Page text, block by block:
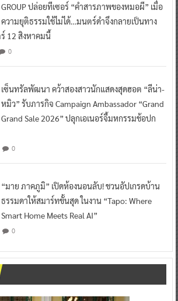
GROUP ปล่อยทีเซอร์ “คำสารภาพของหมอผี” เมื่อ
ความยุติธรรมใช้ไม่ได้…มนตร์ดำจึงกลายเป็นทาง
12 สิงหาคมนี้
0
เซ็นทรัลพัฒนา คว้าสองสาวนักแสดงสุดฮอต “ลีน่า-
หมิว” รับภารกิจ Campaign Ambassador “Grand
Grand Sale 2026” ปลุกเอเนอร์จี้มหกรรมช้อปก
0
“มาย ภาคภูมิ” เปิดห้องนอนลับ! ชวนอัปเกรดบ้าน
ธรรมดาให้สมาร์ทขั้นสุด ในงาน “Tapo: Where
Smart Home Meets Real AI”
0